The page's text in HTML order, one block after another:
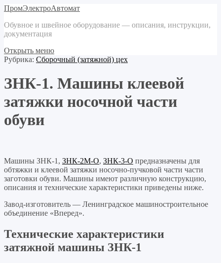
ПромЭлектроАвтомат
Обувное и швейное оборудование — описания, инструкции,
документация
Открыть меню
Рубрика: Сборочный (затяжной) цех
ЗНК-1. Машины клеевой
затяжки носочной части
обуви
Машины ЗНК-1, ЗНК-2М-О, ЗНК-3-О предназначены для
обтяжки и клеевой затяжки носочно-пучковой части части
заготовки обуви. Машины имеют различную конструкцию,
описания и технические характеристики приведены ниже.
Завод-изготовитель — Ленинградское машиностроительное
объединение «Вперед».
Технические характеристики
затяжной машины ЗНК-1